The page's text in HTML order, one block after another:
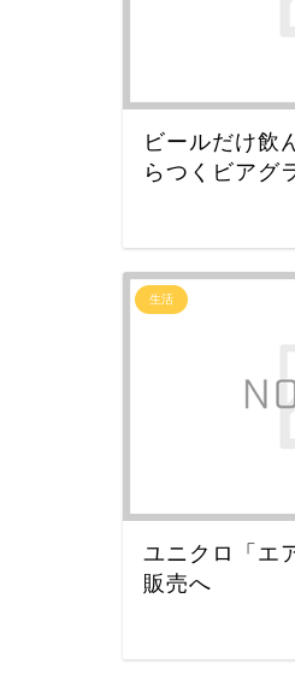
ビールだけ飲
らつくビアグ
生活
ユニクロ「エ
販売へ